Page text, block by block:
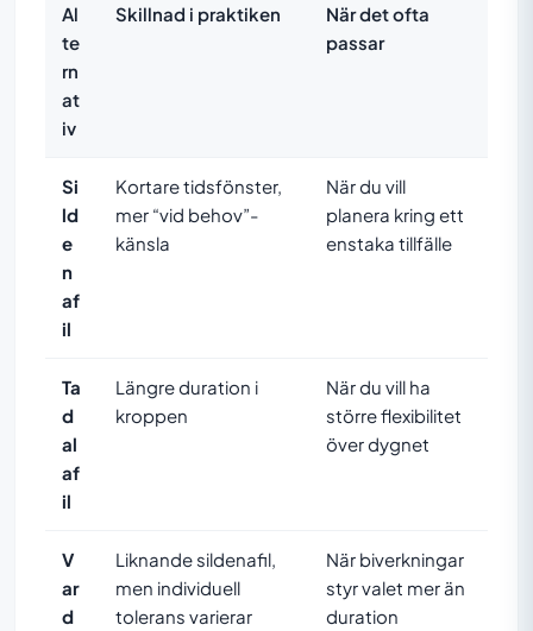
Al
te
rn
at
iv
Skillnad i praktiken
När det ofta
passar
Si
ld
e
n
af
il
Kortare tidsfönster,
mer “vid behov”-
känsla
När du vill
planera kring ett
enstaka tillfälle
Ta
d
al
af
il
Längre duration i
kroppen
När du vill ha
större flexibilitet
över dygnet
V
ar
d
Liknande sildenafil,
men individuell
tolerans varierar
När biverkningar
styr valet mer än
duration